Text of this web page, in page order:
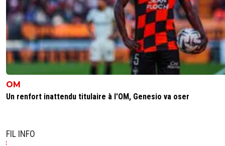
OM
Un renfort inattendu titulaire à l'OM, Genesio va oser
FIL INFO